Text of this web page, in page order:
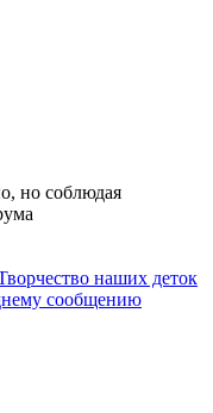
но соблюдая
наших деток
сообщению